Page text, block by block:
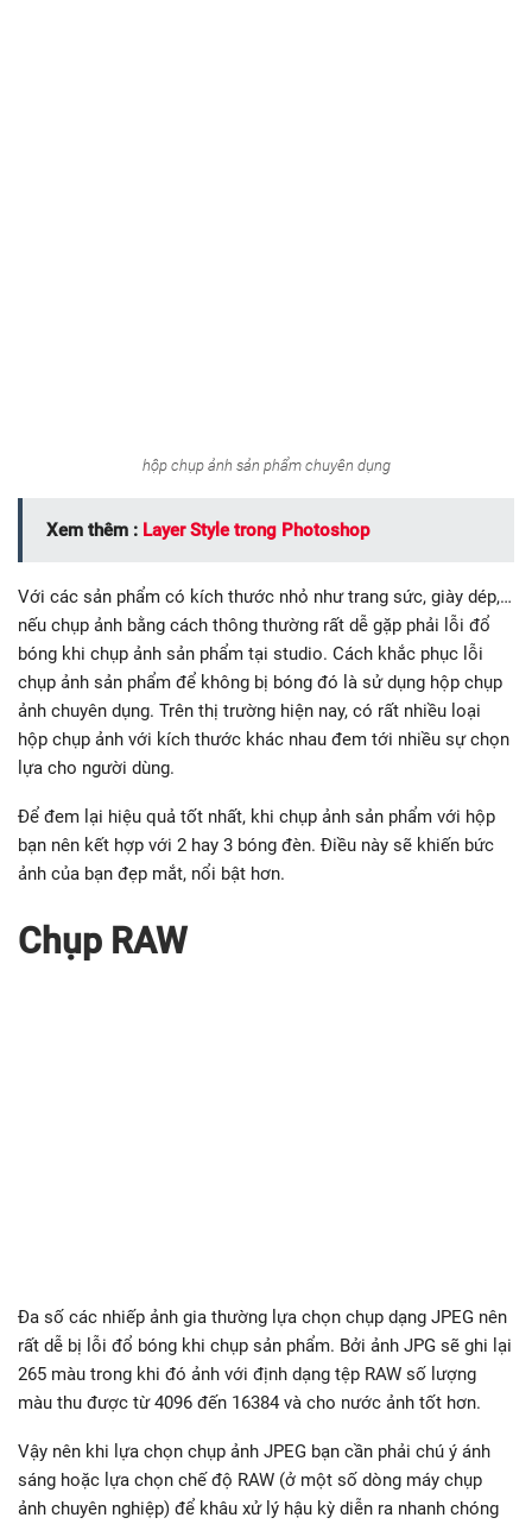
hộp chụp ảnh sản phẩm chuyên dụng
Xem thêm : Layer Style trong Photoshop
Với các sản phẩm có kích thước nhỏ như trang sức, giày dép,…
nếu chụp ảnh bằng cách thông thường rất dễ gặp phải lỗi đổ
bóng khi chụp ảnh sản phẩm tại studio. Cách khắc phục lỗi
chụp ảnh sản phẩm để không bị bóng đó là sử dụng hộp chụp
ảnh chuyên dụng. Trên thị trường hiện nay, có rất nhiều loại
hộp chụp ảnh với kích thước khác nhau đem tới nhiều sự chọn
lựa cho người dùng.
Để đem lại hiệu quả tốt nhất, khi chụp ảnh sản phẩm với hộp
bạn nên kết hợp với 2 hay 3 bóng đèn. Điều này sẽ khiến bức
ảnh của bạn đẹp mắt, nổi bật hơn.
Chụp RAW
Đa số các nhiếp ảnh gia thường lựa chọn chụp dạng JPEG nên
rất dễ bị lỗi đổ bóng khi chụp sản phẩm. Bởi ảnh JPG sẽ ghi lại
265 màu trong khi đó ảnh với định dạng tệp RAW số lượng
màu thu được từ 4096 đến 16384 và cho nước ảnh tốt hơn.
Vậy nên khi lựa chọn chụp ảnh JPEG bạn cần phải chú ý ánh
sáng hoặc lựa chọn chế độ RAW (ở một số dòng máy chụp
ảnh chuyên nghiệp) để khâu xử lý hậu kỳ diễn ra nhanh chóng